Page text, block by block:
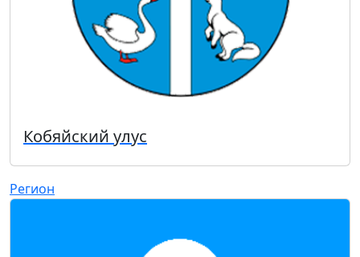
Кобяйский улус
Регион